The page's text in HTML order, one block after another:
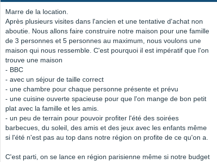
Marre de la location.
Après plusieurs visites dans l'ancien et une tentative d'achat non
aboutie. Nous allons faire construire notre maison pour une famille
de 3 personnes et 5 personnes au maximum, nous voulons une
maison qui nous ressemble. C'est pourquoi il est impératif que l'on
trouve une maison
- BBC
- avec un séjour de taille correct
- une chambre pour chaque personne présente et prévu
- une cuisine ouverte spacieuse pour que l'on mange de bon petit
plat avec la famille et les amis.
- un peu de terrain pour pouvoir profiter l'été des soirées
barbecues, du soleil, des amis et des jeux avec les enfants même
si l'été n'est pas au top dans notre région on profite de ce qu'on a.
C'est parti, on se lance en région parisienne même si notre budget